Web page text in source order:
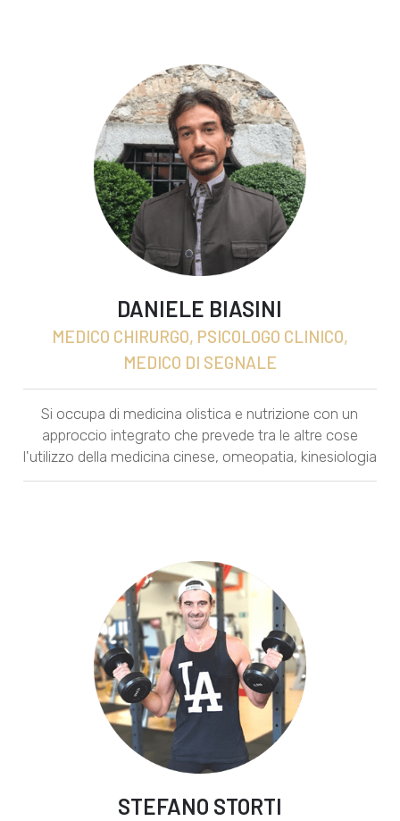
DANIELE BIASINI
MEDICO CHIRURGO, PSICOLOGO CLINICO,
MEDICO DI SEGNALE
Si occupa di medicina olistica e nutrizione con un
approccio integrato che prevede tra le altre cose
l'utilizzo della medicina cinese, omeopatia, kinesiologia
STEFANO STORTI